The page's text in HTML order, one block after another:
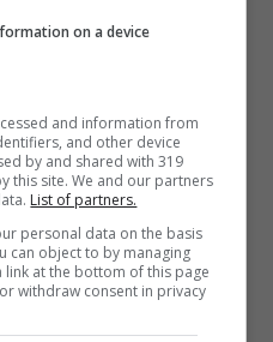
on a device
and information from
and other device
by and shared with 319
this site. We and our partners
List of partners.
personal data on the basis
can object to by managing
at the bottom of this page
withdraw consent in privacy